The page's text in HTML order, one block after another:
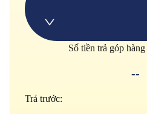
Số tiền trả góp
--
Trả trước: